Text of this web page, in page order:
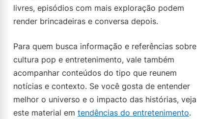
livres, episódios com mais exploração podem
render brincadeiras e conversa depois.
Para quem busca informação e referências sobre
cultura pop e entretenimento, vale também
acompanhar conteúdos do tipo que reunem
notícias e contexto. Se você gosta de entender
melhor o universo e o impacto das histórias, veja
este material em tendências do entretenimento.